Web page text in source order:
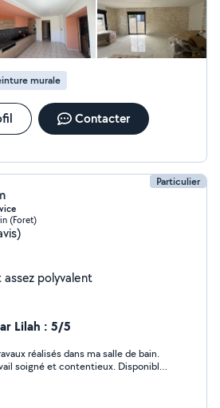
murale
Contacter
Particulier
(Foret)
polyvalent
Lilah : 5/5
réalisés dans ma salle de bain.
et contentieux. Disponible,